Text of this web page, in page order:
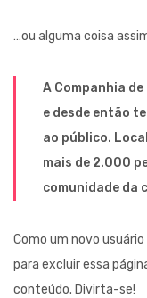
Social Media
…ou alguma coisa
A Companhia
e desde então
ao público.
mais de 2.000
comunidade da
Como um novo
para excluir essa
conteúdo. Divirta-se!